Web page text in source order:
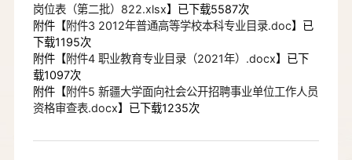
岗位表（第二批）822.xlsx】已下载5587次
附件【附件3 2012年普通高等学校本科专业目录.doc】已
下载1195次
附件【附件4 职业教育专业目录（2021年）.docx】已下
载1097次
附件【附件5 新疆大学面向社会公开招聘事业单位工作人员
资格审查表.docx】已下载1235次